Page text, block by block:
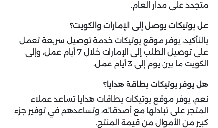
متجدد على مدار العام.
عل بوتيكات يوصل إلى الإمارات والكويت؟
بالتأكيد، يوفر موقع بوتيكات خدمة توصيل سريعة تعمل
على توصيل الطلب إلى الإمارات خلال 7 أيام عمل، وإلى
الكويت ما بين يوم إلى 3 أيام عمل.
هل يوفر بوتيكات بطاقة هدايا؟
نعم، يوفر موقع بوتيكات بطاقات هدايا تساعد عملاء
المتجر على تبادلها مع أصدقائه، وتساعدهم في توفير جزء
كبير من الأموال من قيمة المنتج.